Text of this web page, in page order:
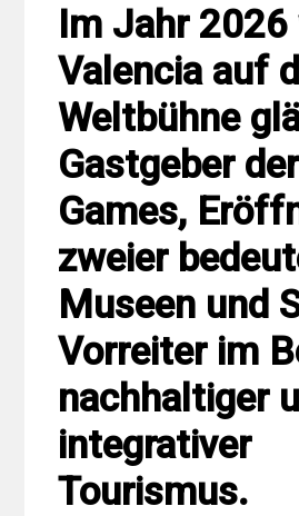
Im Jahr 2026
Valencia auf
Weltbühne
Gastgeber
Games,
zweier
Museen und
Vorreiter im
nachhaltiger
integrativer
Tourismus.